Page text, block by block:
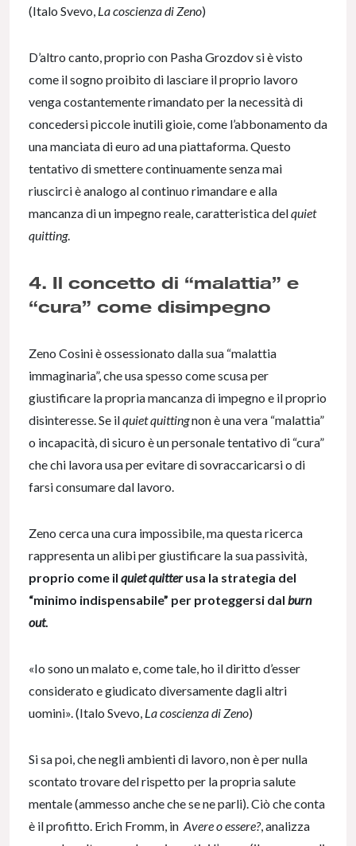
(Italo Svevo, La coscienza di Zeno)
D’altro canto, proprio con Pasha Grozdov si è visto
come il sogno proibito di lasciare il proprio lavoro
venga costantemente rimandato per la necessità di
concedersi piccole inutili gioie, come l’abbonamento da
una manciata di euro ad una piattaforma. Questo
tentativo di smettere continuamente senza mai
riuscirci è analogo al continuo rimandare e alla
mancanza di un impegno reale, caratteristica delquiet
quitting.
4. Il concetto di “malattia” e
“cura” come disimpegno
Zeno Cosini è ossessionato dalla sua “malattia
immaginaria”, che usa spesso come scusa per
giustificare la propria mancanza di impegno e il proprio
disinteresse. Se ilquiet quittingnon è una vera “malattia”
o incapacità, di sicuro è un personale tentativo di “cura”
che chi lavora usa per evitare di sovraccaricarsi o di
farsi consumare dal lavoro.
Zeno cerca una cura impossibile, ma questa ricerca
rappresenta un alibi per giustificare la sua passività,
proprio come il quiet quitterusa la strategia del
“minimo indispensabile” per proteggersi dal burn
out.
«Io sono un malato e, come tale, ho il diritto d’esser
considerato e giudicato diversamente dagli altri
uomini». (Italo Svevo, La coscienza di Zeno)
Si sa poi, che negli ambienti di lavoro, non è per nulla
scontato trovare del rispetto per la propria salute
mentale (ammesso anche che se ne parli). Ciò che conta
è il profitto. Erich Fromm, in Avere o essere?, analizza